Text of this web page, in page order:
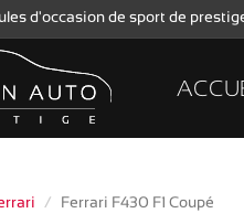
d'occasion de sport de
Ferrari F430 F1 Coupé